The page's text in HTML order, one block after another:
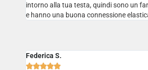
intorno alla tua testa, quindi sono un
e hanno una buona connessione
Federica S.
